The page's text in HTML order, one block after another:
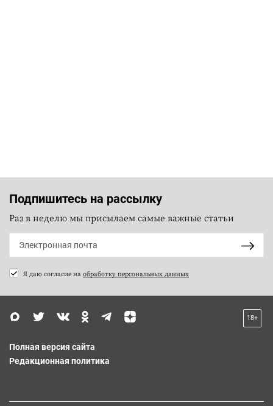
Подпишитесь на рассылку
Раз в неделю мы присылаем самые важные статьи
Я даю согласие на обработку персональных данных
18+
Полная версия сайта
Редакционная политика